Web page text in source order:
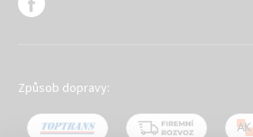
Způsob dopravy: